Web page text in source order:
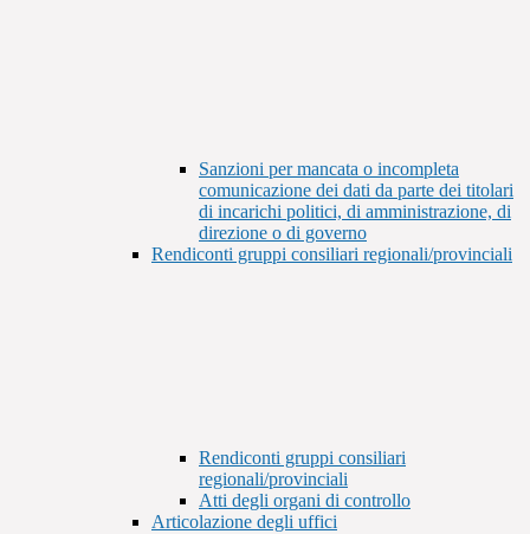
Sanzioni per mancata o incompleta
comunicazione dei dati da parte dei titolari
di incarichi politici, di amministrazione, di
direzione o di governo
Rendiconti gruppi consiliari regionali/provinciali
Rendiconti gruppi consiliari
regionali/provinciali
Atti degli organi di controllo
Articolazione degli uffici